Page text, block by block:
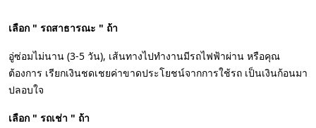
เลือก " รถสาธารณะ " ถ้า
อู่ซ่อมไม่นาน (3-5 วัน), เส้นทางไปทำงานมีรถไฟฟ้าผ่าน หรือคุณ
ต้องการ เรียกเงินชดเชยค่าขาดประโยชน์จากการใช้รถ เป็นเงินก้อนมา
ปลอบใจ
เลือก " รถเช่า " ถ้า